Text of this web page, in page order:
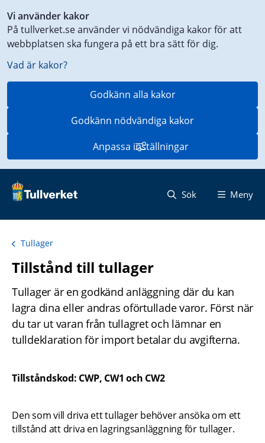
Vi använder kakor
På tullverket.se använder vi nödvändiga kakor för att
webbplatsen ska fungera på ett bra sätt för dig.
Vad är kakor?
Godkänn alla kakor
Godkänn nödvändiga kakor
Anpassa inställningar
till
innehåll
på
aktuell
Sök Meny
Tullager
Tillstånd till tullager
Tullager är en godkänd anläggning där du kan
lagra dina eller andras oförtullade varor. Först när
du tar ut varan från tullagret och lämnar en
tulldeklaration för import betalar du avgifterna.
Tillståndskod: CWP, CW1 och CW2
Den som vill driva ett tullager behöver ansöka om ett
tillstånd att driva en lagringsanläggning för tullager.